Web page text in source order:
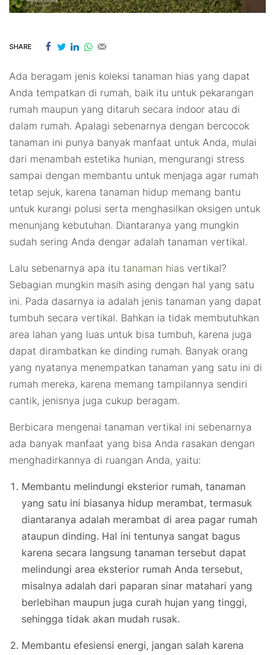
SHARE
Ada beragam jenis koleksi tanaman hias yang dapat
Anda tempatkan di rumah, baik itu untuk pekarangan
rumah maupun yang ditaruh secara indoor atau di
dalam rumah. Apalagi sebenarnya dengan bercocok
tanaman ini punya banyak manfaat untuk Anda, mulai
dari menambah estetika hunian, mengurangi stress
sampai dengan membantu untuk menjaga agar rumah
tetap sejuk, karena tanaman hidup memang bantu
untuk kurangi polusi serta menghasilkan oksigen untuk
menunjang kebutuhan. Diantaranya yang mungkin
sudah sering Anda dengar adalah tanaman vertikal.
Lalu sebenarnya apa itutanaman hias vertikal?
Sebagian mungkin masih asing dengan hal yang satu
ini. Pada dasarnya ia adalah jenis tanaman yang dapat
tumbuh secara vertikal. Bahkan ia tidak membutuhkan
area lahan yang luas untuk bisa tumbuh, karena juga
dapat dirambatkan ke dinding rumah. Banyak orang
yang nyatanya menempatkan tanaman yang satu ini di
rumah mereka, karena memang tampilannya sendiri
cantik, jenisnya juga cukup beragam.
Berbicara mengenai tanaman vertikal ini sebenarnya
ada banyak manfaat yang bisa Anda rasakan dengan
menghadirkannya di ruangan Anda, yaitu:
Membantu melindungi eksterior rumah, tanaman
yang satu ini biasanya hidup merambat, termasuk
diantaranya adalah merambat di area pagar rumah
ataupun dinding. Hal ini tentunya sangat bagus
karena secara langsung tanaman tersebut dapat
melindungi area eksterior rumah Anda tersebut,
misalnya adalah dari paparan sinar matahari yang
berlebihan maupun juga curah hujan yang tinggi,
sehingga tidak akan mudah rusak.
Membantu efesiensi energi, jangan salah karena